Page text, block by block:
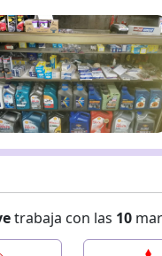
trabaja con las 10